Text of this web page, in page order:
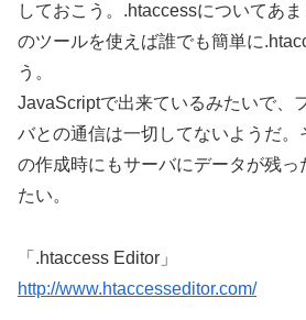
しておこう。.htaccessについてあ
のツールを使えば誰でも簡単に
う。
JavaScriptで出来ているみたいで、
バとの通信は一切してないようだ。
の作成時にもサーバにデータが残っ
たい。
「.htaccess Editor」
http://www.htaccesseditor.com/